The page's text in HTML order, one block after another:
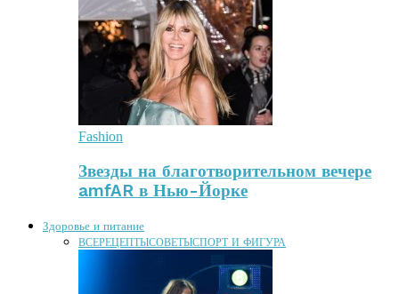
Fashion
Звезды на благотворительном вечере
amfAR в Нью-Йорке
Здоровье и питание
ВСЕРЕЦЕПТЫСОВЕТЫСПОРТ И ФИГУРА